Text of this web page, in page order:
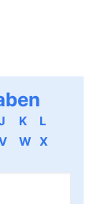
K
L
W X